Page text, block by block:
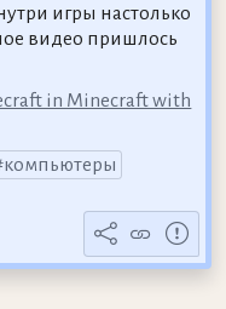
игры настолько
видео пришлось
in Minecraft with
компьютеры